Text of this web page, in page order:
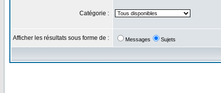
Catégorie :
Afficher les résultats sous forme de : Messages Sujets